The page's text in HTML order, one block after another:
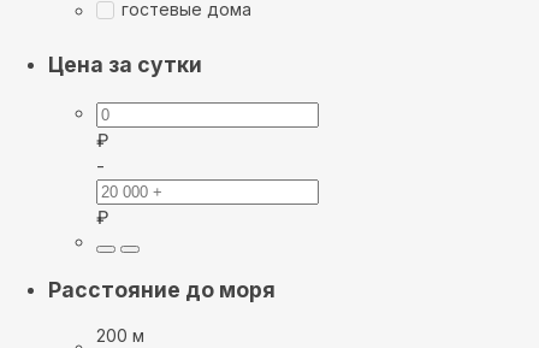
гостевые дома
Цена за сутки
₽
-
₽
Расстояние до моря
200 м